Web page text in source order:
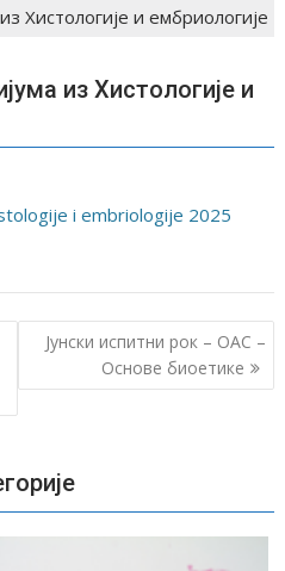
Хистологије и ембриологије
из Хистологије и
i embriologije 2025
Јунски испитни рок – OAС –
Основе биоетике